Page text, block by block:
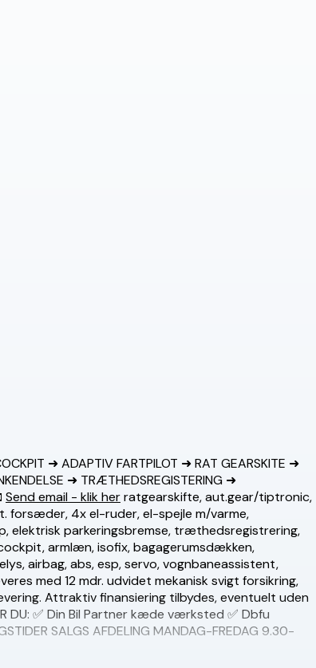
➜ ADAPTIV FARTPILOT ➜ RAT GEARSKITE ➜
➜ TRÆTHEDSREGISTERING ➜
Send email - klik herratgearskifte, aut.gear/tiptronic,
forsæder, 4x el-ruder, el-spejle m/varme,
elektrisk parkeringsbremse, træthedsregistrering,
armlæn, isofix, bagagerumsdækken,
airbag, abs, esp, servo, vognbaneassistent,
med 12 mdr. udvidet mekanisk svigt forsikring,
Attraktiv finansiering tilbydes, eventuelt uden
DU: ✅ Din Bil Partner kæde værksted ✅ Dbfu
SALGS AFDELING MANDAG-FREDAG 9.30-